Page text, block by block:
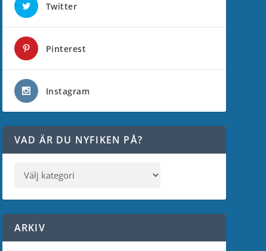
Twitter
Pinterest
Instagram
VAD ÄR DU NYFIKEN PÅ?
ARKIV